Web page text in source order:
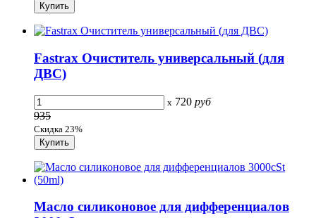
Fastrax Очиститель универсальный (для
ДВС)
x 720 руб
935
Скидка 23%
Масло силиконовое для дифференциалов